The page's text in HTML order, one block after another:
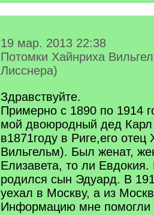
19 мар. 2013 22:38
Потомки Хайнриха
Лисснера)
Здравствуйте.
Примерно с 1890 по 1914
мой двоюродный дед
в1871году в Риге,его отец
Вильгельм). Был женат,
Елизавета, то ли Евдокия.
родился сын Эдуард. В
уехал в Москву, а из
Информацию мне помогли